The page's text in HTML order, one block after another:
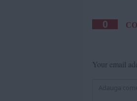
0
Your email